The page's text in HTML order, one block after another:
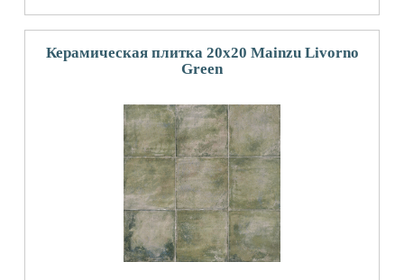
Керамическая плитка 20x20 Mainzu Livorno
Green